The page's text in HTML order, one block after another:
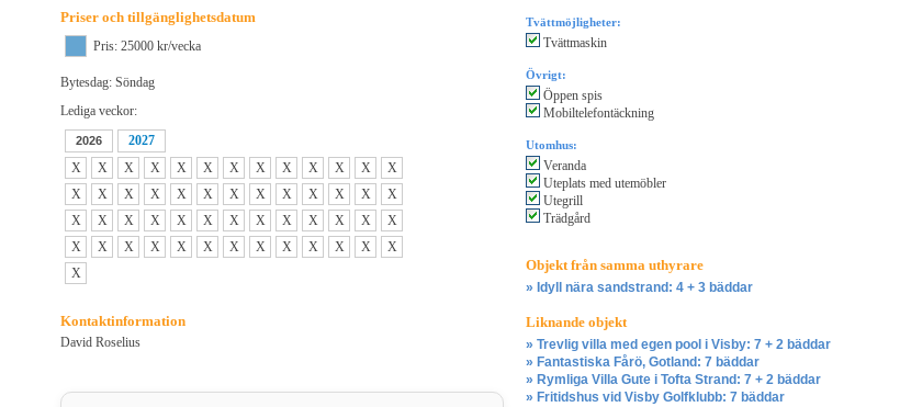
Priser och tillgänglighetsdatum
Pris: 25000 kr/vecka
Bytesdag: Söndag
Lediga veckor:
2026
2027
X
X X X X X X X X X X X
X
X
X X X X X X X X X X X
X
X
X X X X X X X X X X X
X
X
X X X X X X X X X X X
X
X
Kontaktinformation
David Roselius
Tvättmöjligheter:
Tvättmaskin
Övrigt:
Öppen spis
Mobiltelefontäckning
Utomhus:
Veranda
Uteplats med utemöbler
Utegrill
Trädgård
Objekt från samma uthyrare
» Idyll nära sandstrand: 4 + 3 bäddar
Liknande objekt
» Trevlig villa med egen pool i Visby: 7 + 2 bäddar
» Fantastiska Fårö, Gotland: 7 bäddar
» Rymliga Villa Gute i Tofta Strand: 7 + 2 bäddar
» Fritidshus vid Visby Golfklubb: 7 bäddar